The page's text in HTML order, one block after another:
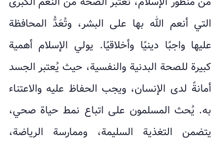
التي أنعم الله بها على البشر، وتُعَدُّ المحافظة
عليها واجبًا دينيًا وأخلاقيًا. يولي الإسلام أهمية
كبيرة للصحة البدنية والنفسية، حيث يُعتبر الجسد
أمانةً لدى الإنسان، ويجب الحفاظ عليه والاعتناء
به. يُحث المسلمون على اتباع نمط حياة صحي،
يتضمن التغذية السليمة، وممارسة الرياضة،